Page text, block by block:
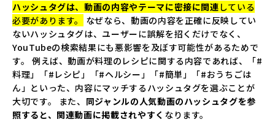
ハッシュタグは、動画の内容やテーマに密接に関連 している
必要があります。
なぜなら、動画の内容を正確に反映してい
ないハッシュタグは、ユーザーに誤解を招くだけでなく、
YouTubeの検索結果にも悪影響を及ぼす可能性があるためで
す。 例えば、動画が料理のレシピに関する内容であれば、「#
料理」「#レシピ」「#ヘルシー」「#簡単」「#おうちごは
ん」といった、内容にマッチするハッシュタグを選ぶことが
大切です。 また、 同ジャンルの人気動画のハッシュタグを参
照すると、関連動画に掲載されやすく なります。